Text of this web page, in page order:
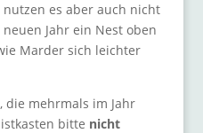
es aber auch nicht
Jahr ein Nest oben
Marder sich leichter
die mehrmals im Jahr
bitte nicht